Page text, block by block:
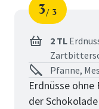
Schritt
3
von
3
2 TL
Pfanne,
Erdnüsse
der